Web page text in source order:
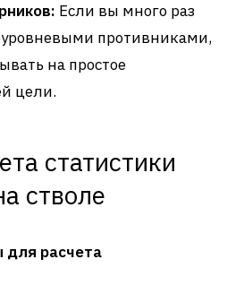
Если вы много раз
противниками,
на простое
цели.
статистики
стволе
для расчета